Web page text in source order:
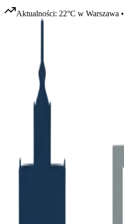
Aktualności: 22°C w Warszawa •